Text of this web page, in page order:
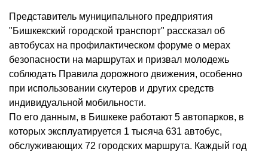
Представитель муниципального предприятия
"Бишкекский городской транспорт" рассказал об
автобусах на профилактическом форуме о мерах
безопасности на маршрутах и призвал молодежь
соблюдать Правила дорожного движения, особенно
при использовании скутеров и других средств
индивидуальной мобильности.
По его данным, в Бишкеке работают 5 автопарков, в
которых эксплуатируется 1 тысяча 631 автобус,
обслуживающих 72 городских маршрута. Каждый год